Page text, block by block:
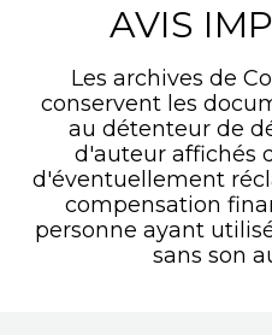
AVIS
Les archives de
conservent les
au détenteur de
d'auteur affichés
d'éventuellement
compensation
personne ayant
sans son